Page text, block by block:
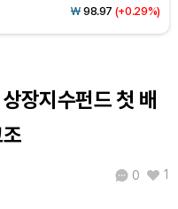
장지수펀드 첫 배
0 1